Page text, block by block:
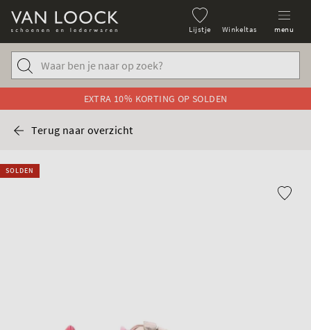
Lijstje Winkeltas menu
EXTRA 10% KORTING OP SOLDEN
Terug naar overzicht
SOLDEN